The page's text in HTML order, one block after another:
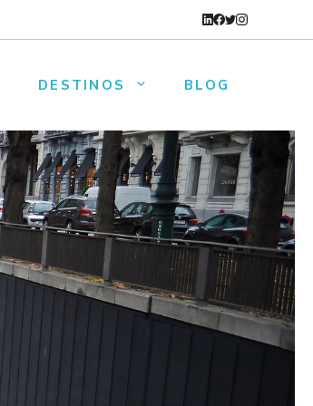
DESTINOS BLOG